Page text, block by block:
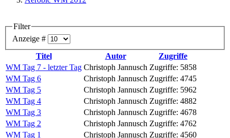
Filter
Anzeige #
Titel
Autor
Zugriffe
WM Tag 7 - letzter Tag Christoph Jannusch Zugriffe: 5858
WM Tag 6
Christoph Jannusch Zugriffe: 4745
WM Tag 5
Christoph Jannusch Zugriffe: 5962
WM Tag 4
Christoph Jannusch Zugriffe: 4882
WM Tag 3
Christoph Jannusch Zugriffe: 4678
WM Tag 2
Christoph Jannusch Zugriffe: 4762
WM Tag 1
Christoph Jannusch Zugriffe: 4560